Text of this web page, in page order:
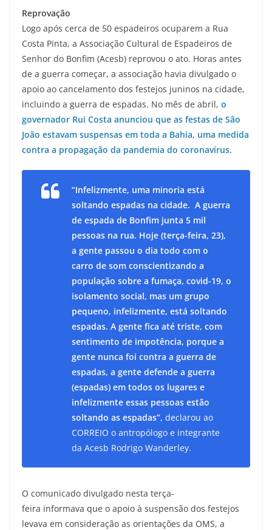
Reprovação
Logo após cerca de 50 espadeiros ocuparem a Rua
Costa Pinta, a Associação Cultural de Espadeiros de
Senhor do Bonfim (Acesb) reprovou o ato. Horas antes
de a guerra começar, a associação havia divulgado o
apoio ao cancelamento dos festejos juninos na cidade,
incluindo a guerra de espadas. No mês de abril, o
governador Rui Costa anunciou que as festas de São
João estavam suspensas em toda a Bahia, uma medida
contra a propagação da pandemia do coronavírus.
“Infelizmente, uma minoria está
soltando espadas na cidade. A guerra
de espada de Bonfim junta 5 mil
pessoas na rua. Hoje (terça-feira, 23),
a gente passou o dia todo com o
carro de som conscientizando a
população sobre a fumaça, covid-19, o
isolamento social, mas um grupo
pequeno, infelizmente, está soltando
espadas. A gente fica até triste, com
sentimento de impotência, porque a
gente nunca foi contra a guerra de
espadas, a gente defende a guerra
(espadas) em todos os lugares e
infelizmente essas pessoas estão
soltando as espadas”, declarou ao
CORREIO o antropólogo e integrante
da Acesb Rodrigo Wanderley.
O comunicado divulgado nesta terça-
feira informava que o apoio à suspensão dos festejos
levava em consideração as orientações da OMS, a